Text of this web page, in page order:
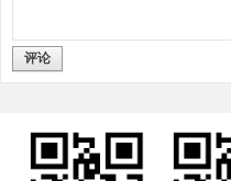
评论